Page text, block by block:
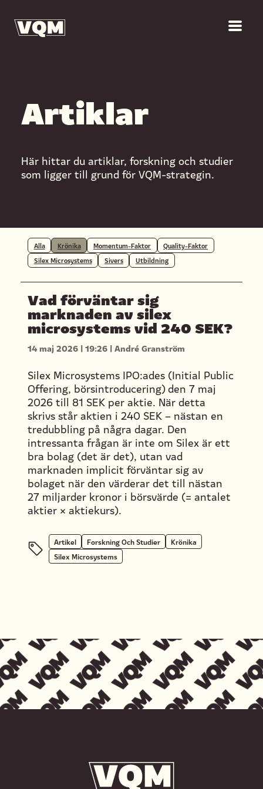
Artiklar
Här hittar du artiklar, forskning och studier
som ligger till grund för VQM-strategin.
Alla Krönika Momentum-Faktor
Quality-Faktor
Silex Microsystems
Sivers Utbildning
Vad förväntar sig
marknaden av silex
microsystems vid 240 SEK?
14 maj 2026 |19:26 |André Granström
Silex Microsystems IPO:ades (Initial Public
Offering, börsintroducering) den 7 maj
2026 till 81 SEK per aktie. När detta
skrivs står aktien i 240 SEK – nästan en
tredubbling på några dagar. Den
intressanta frågan är inte om Silex är ett
bra bolag (det är det), utan vad
marknaden implicit förväntar sig av
bolaget när den värderar det till nästan
27 miljarder kronor i börsvärde (= antalet
aktier × aktiekurs).
Artikel Forskning Och Studier
Krönika
Silex Microsystems